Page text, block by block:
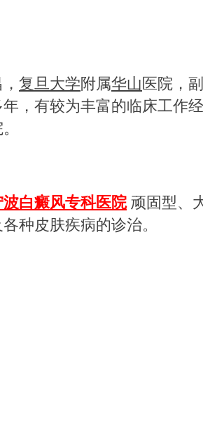
复旦大学附属华山 医院，
，有较为丰富的临床工作
波白癜风专科医院顽固型、
各种皮肤疾病的诊治。